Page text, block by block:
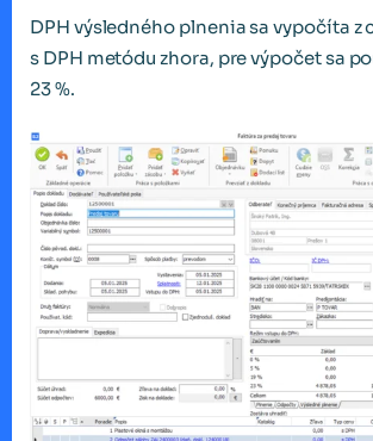
DPH výsledného plnenia sa vypočíta z
s DPH metódu zhora, pre výpočet sa
23 %.